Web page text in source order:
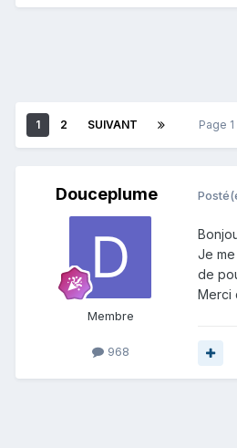
1 2 SUIVANT Page 1
Douceplume
Membre
968
Je
de
Merci